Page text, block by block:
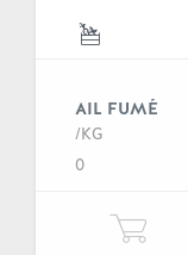
AIL FUMÉ
/KG
0